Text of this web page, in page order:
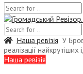
Наша ревізія У
реалізації найкрутіших
Наша ревізія